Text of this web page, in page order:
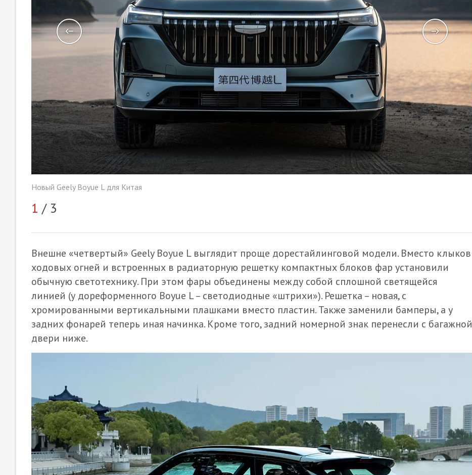
Новый Geely Boyue L для Китая
1 / 3
Внешне «четвертый» Geely Boyue L выглядит проще дорестайлинговой модели. Вместо клыков
ходовых огней и встроенных в радиаторную решетку компактных блоков фар установили
обычную светотехнику. При этом фары объединены между собой сплошной светящейся
линией (у дореформенного Boyue L – светодиодные «штрихи»). Решетка – новая, с
хромированными вертикальными плашками вместо пластин. Также заменили бамперы, а у
задних фонарей теперь иная начинка. Кроме того, задний номерной знак перенесли с багажной
двери ниже.